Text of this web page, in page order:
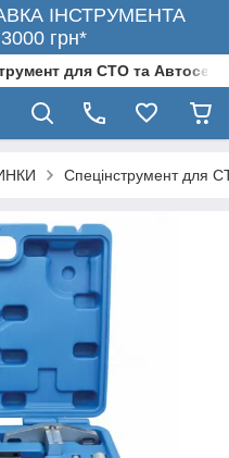
ІНСТРУМЕНТА
грн*
для СТО та
Спецінструмент для